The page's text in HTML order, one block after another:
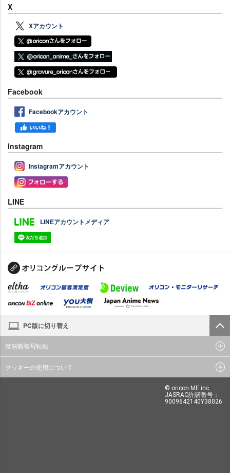
X
Xアカウント
Facebook
Facebookアカウント
Instagram
Instagramアカウント
LINE
LINEアカウントメディア
PC版に切り替え
禁無断複写転載
クッキーの使用について
© oricon ME inc.
JASRAC許諾番号：
9009642140Y38026